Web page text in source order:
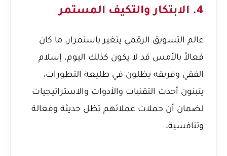
4. الابتكار والتكيف المستمر
عالم التسويق الرقمي يتغير باستمرار. ما كان
فعالاً بالأمس قد لا يكون كذلك اليوم. إسلام
الفقي وفريقه يظلون في طليعة التطورات،
يتبنون أحدث التقنيات والأدوات والاستراتيجيات
لضمان أن حملات عملائهم تظل حديثة وفعالة
وتنافسية.